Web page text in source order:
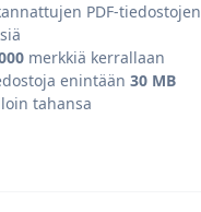
PDF-tiedostojen
merkkiä kerrallaan
enintään 30 MB
tahansa